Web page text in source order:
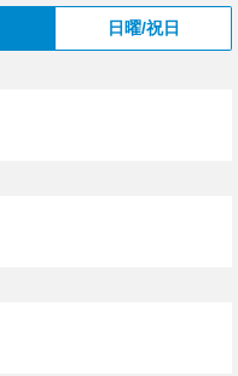
日曜/祝日